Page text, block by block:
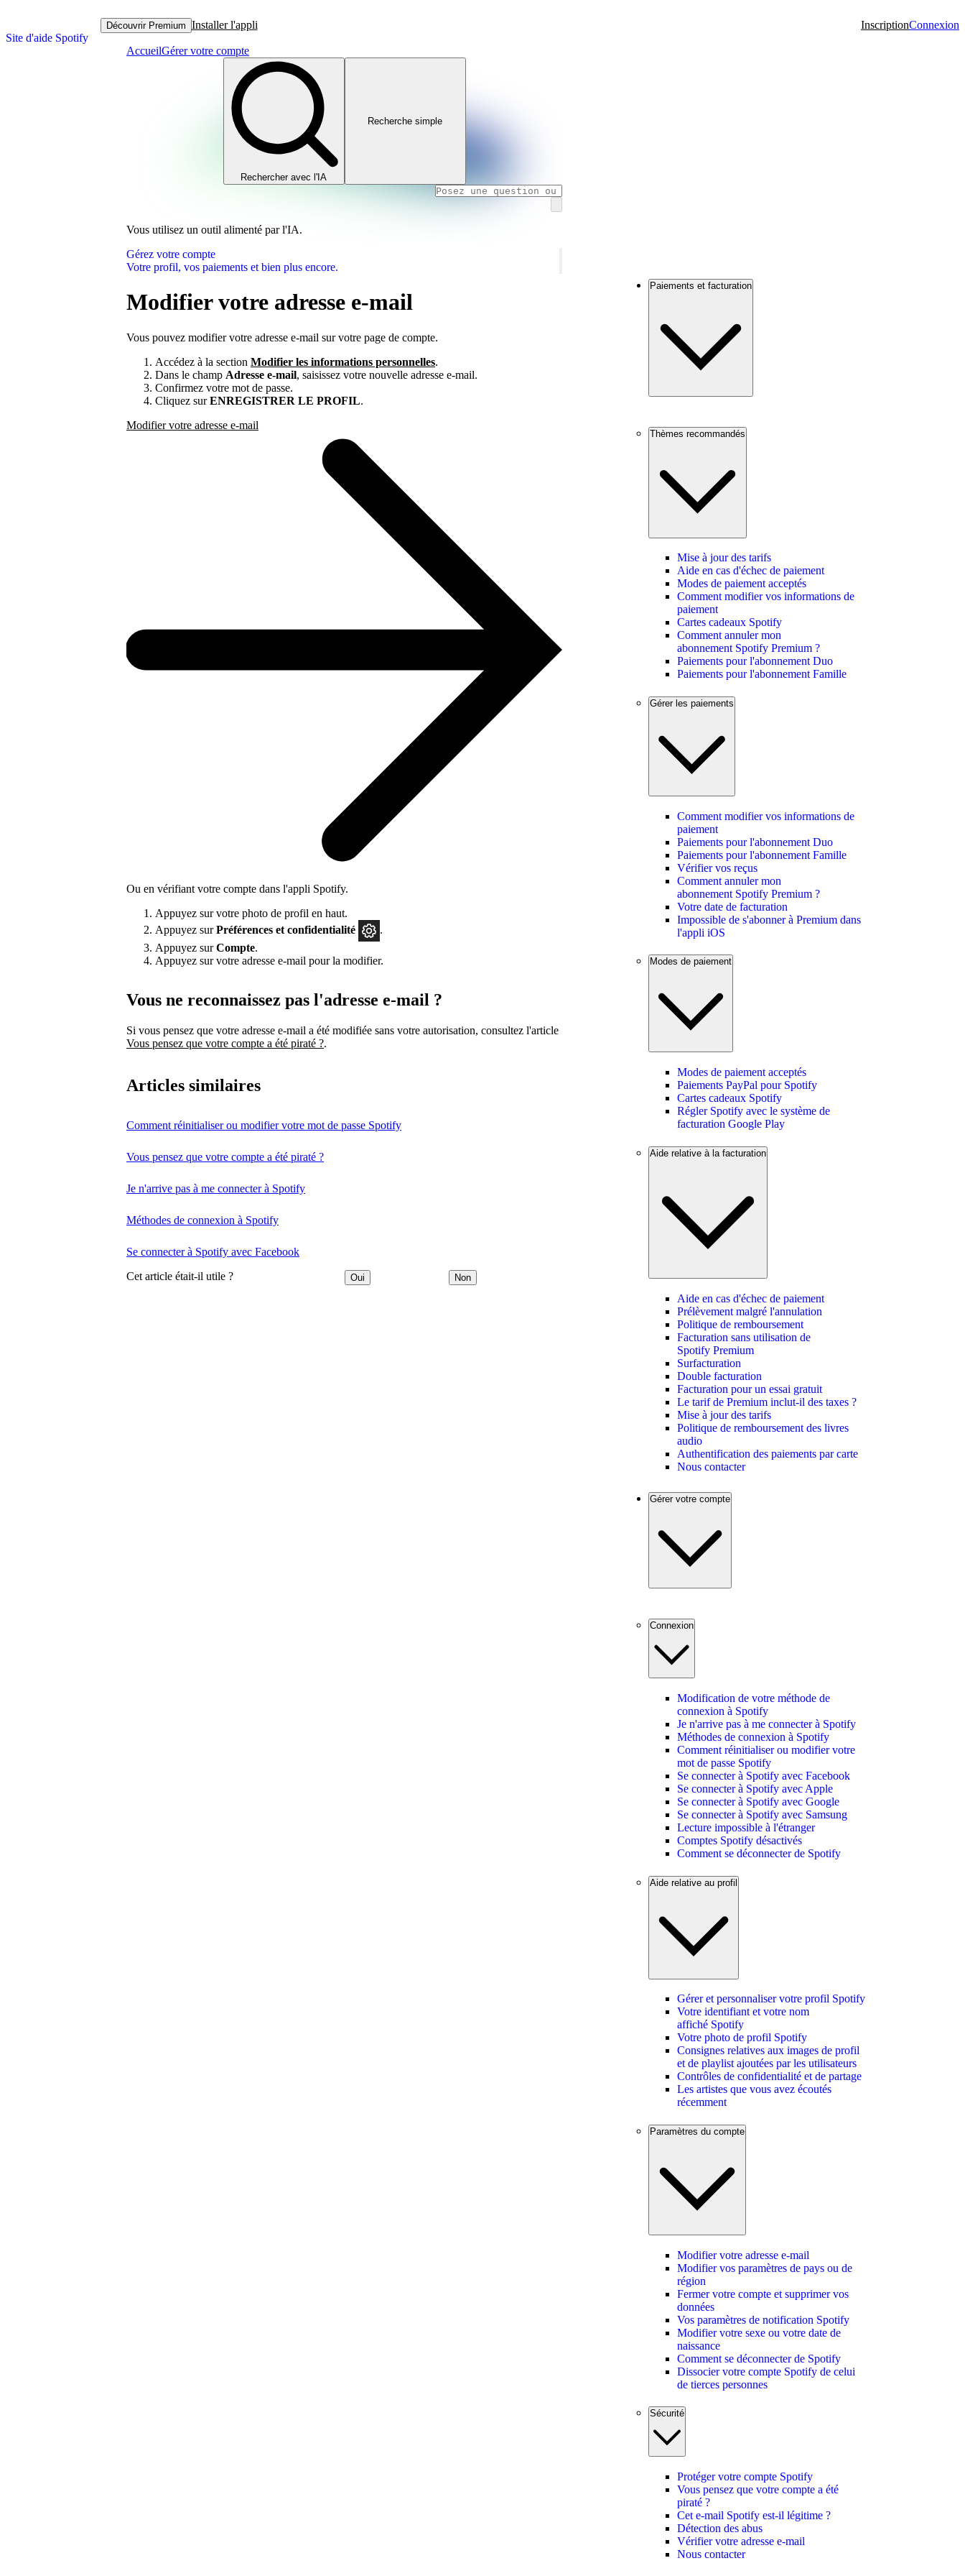
Site d'aide Spotify
Découvrir Premium Installer l'appli InscriptionConnexion
AccueilGérer votre compte
Rechercher avec l'IA
Recherche simple
Vous utilisez un outil alimenté par l'IA.
Gérez votre compte
Votre profil, vos paiements et bien plus encore.
Modifier votre adresse e-mail
Vous pouvez modifier votre adresse e-mail sur votre page de compte.
Accédez à la section Modifier les informations personnelles.
Dans le champ Adresse e-mail, saisissez votre nouvelle adresse e-mail.
Confirmez votre mot de passe.
Cliquez surENREGISTRER LE PROFIL.
Modifier votre adresse e-mail
Ou en vérifiant votre compte dans l'appli Spotify.
Appuyez sur votre photo de profil en haut.
Appuyez surPréférences et confidentialité
.
Appuyez surCompte.
Appuyez sur votre adresse e-mail pour la modifier.
Vous ne reconnaissez pas l'adresse e-mail ?
Si vous pensez que votre adresse e-mail a été modifiée sans votre autorisation, consultez l'article
Vous pensez que votre compte a été piraté ?.
Articles similaires
Comment réinitialiser ou modifier votre mot de passe Spotify
Vous pensez que votre compte a été piraté ?
Je n'arrive pas à me connecter à Spotify
Méthodes de connexion à Spotify
Se connecter à Spotify avec Facebook
Cet article était-il utile ? Oui Non
Paiements et facturation
Thèmes recommandés
Mise à jour des tarifs
Aide en cas d'échec de paiement
Modes de paiement acceptés
Comment modifier vos informations de
paiement
Cartes cadeaux Spotify
Comment annuler mon
abonnement Spotify Premium ?
Paiements pour l'abonnement Duo
Paiements pour l'abonnement Famille
Gérer les paiements
Comment modifier vos informations de
paiement
Paiements pour l'abonnement Duo
Paiements pour l'abonnement Famille
Vérifier vos reçus
Comment annuler mon
abonnement Spotify Premium ?
Votre date de facturation
Impossible de s'abonner à Premium dans
l'appli iOS
Modes de paiement
Modes de paiement acceptés
Paiements PayPal pour Spotify
Cartes cadeaux Spotify
Régler Spotify avec le système de
facturation Google Play
Aide relative à la facturation
Aide en cas d'échec de paiement
Prélèvement malgré l'annulation
Politique de remboursement
Facturation sans utilisation de
Spotify Premium
Surfacturation
Double facturation
Facturation pour un essai gratuit
Le tarif de Premium inclut-il des taxes ?
Mise à jour des tarifs
Politique de remboursement des livres
audio
Authentification des paiements par carte
Nous contacter
Gérer votre compte
Connexion
Modification de votre méthode de
connexion à Spotify
Je n'arrive pas à me connecter à Spotify
Méthodes de connexion à Spotify
Comment réinitialiser ou modifier votre
mot de passe Spotify
Se connecter à Spotify avec Facebook
Se connecter à Spotify avec Apple
Se connecter à Spotify avec Google
Se connecter à Spotify avec Samsung
Lecture impossible à l'étranger
Comptes Spotify désactivés
Comment se déconnecter de Spotify
Aide relative au profil
Gérer et personnaliser votre profil Spotify
Votre identifiant et votre nom
affiché Spotify
Votre photo de profil Spotify
Consignes relatives aux images de profil
et de playlist ajoutées par les utilisateurs
Contrôles de confidentialité et de partage
Les artistes que vous avez écoutés
récemment
Paramètres du compte
Modifier votre adresse e-mail
Modifier vos paramètres de pays ou de
région
Fermer votre compte et supprimer vos
données
Vos paramètres de notification Spotify
Modifier votre sexe ou votre date de
naissance
Comment se déconnecter de Spotify
Dissocier votre compte Spotify de celui
de tierces personnes
Sécurité
Protéger votre compte Spotify
Vous pensez que votre compte a été
piraté ?
Cet e-mail Spotify est-il légitime ?
Détection des abus
Vérifier votre adresse e-mail
Nous contacter